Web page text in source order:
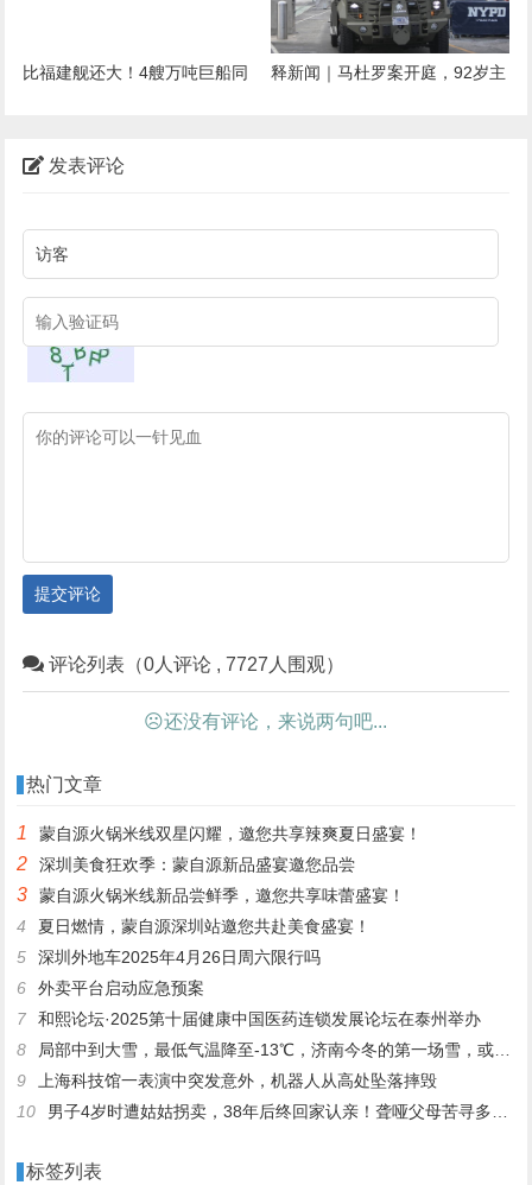
比福建舰还大！4艘万吨巨船同
释新闻｜马杜罗案开庭，92岁主
发表评论
提交评论
评论列表（0人评论 , 7727人围观）
☹还没有评论，来说两句吧...
热门文章
1 蒙自源火锅米线双星闪耀，邀您共享辣爽夏日盛宴！
2 深圳美食狂欢季：蒙自源新品盛宴邀您品尝
3
蒙自源火锅米线新品尝鲜季，邀您共享味蕾盛宴！
4
夏日燃情，蒙自源深圳站邀您共赴美食盛宴！
5
深圳外地车2025年4月26日周六限行吗
6
外卖平台启动应急预案
7
和熙论坛·2025第十届健康中国医药连锁发展论坛在泰州举办
8
局部中到大雪，最低气温降至-13℃，济南今冬的第一场雪，或跟去年同一时间！
9
上海科技馆一表演中突发意外，机器人从高处坠落摔毁
10
男子4岁时遭姑姑拐卖，38年后终回家认亲！聋哑父母苦寻多年，母亲已抱憾离世丨红星寻人
标签列表